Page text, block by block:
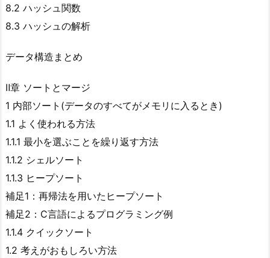
8.2 ハッシュ関数
8.3 ハッシュの解析
データ構造まとめ
Ⅱ章 ソートとマージ
1 内部ソート(データのすべてがメモリに入るとき)
1.1 よく使われる方法
1.1.1 最小を選ぶことを繰り返す方法
1.1.2 シェルソート
1.1.3 ヒープソート
補足1：再帰法を用いたヒープソート
補足2：C言語によるプログラミング例
1.1.4 クイックソート
1.2 考えがおもしろい方法